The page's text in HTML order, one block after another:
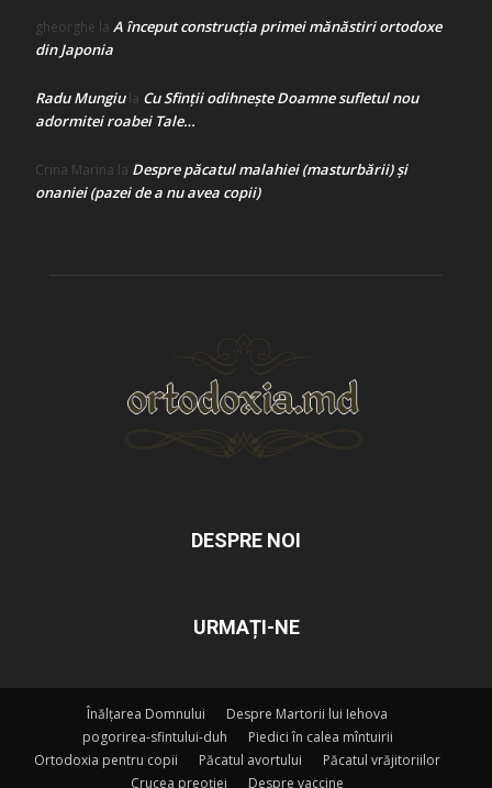
gheorghe la A început construcţia primei mănăstiri ortodoxe
din Japonia
Radu Mungiula Cu Sfinții odihnește Doamne sufletul nou
adormitei roabei Tale…
Crina Marina la Despre păcatul malahiei (masturbării) şi
onaniei (pazei de a nu avea copii)
DESPRE NOI
URMAȚI-NE
Înălțarea Domnului
Despre Martorii lui Iehova
pogorirea-sfintului-duh
Piedici în calea mîntuirii
Ortodoxia pentru copii
Păcatul avortului
Păcatul vrăjitoriilor
Crucea preoției
Despre vaccine